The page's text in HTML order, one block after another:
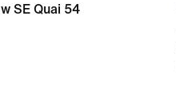
SE Quai 54